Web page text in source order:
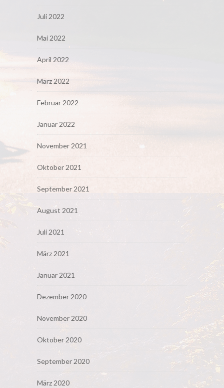
Juli 2022
Mai 2022
April 2022
März 2022
Februar 2022
Januar 2022
November 2021
Oktober 2021
September 2021
August 2021
Juli 2021
März 2021
Januar 2021
Dezember 2020
November 2020
Oktober 2020
September 2020
März 2020